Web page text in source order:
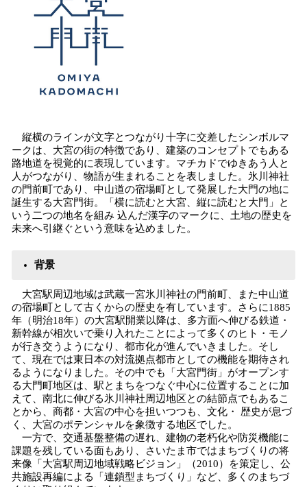
縦横のラインが文字とつながり十字に交差したシンボルマ
ークは、大宮の街の特徴であり、建築のコンセプトでもある
路地道を視覚的に表現しています。マチカドでゆきあう人と
人がつながり、物語が生まれることを表しました。氷川神社
の門前町であり、中山道の宿場町として発展した大門の地に
誕生する大宮門街。「横に読むと大宮、縦に読むと大門」と
いう二つの地名を組み 込んだ漢字のマークに、土地の歴史を
未来へ引継ぐという意味を込めました。
背景
大宮駅周辺地域は武蔵一宮氷川神社の門前町、また中山道
の宿場町として古くからの歴史を有しています。さらに1885
年（明治18年）の大宮駅開業以降は、多方面へ伸びる鉄道・
新幹線が相次いで乗り入れたことによって多くのヒト・モノ
が行き交うようになり、都市化が進んでいきました。そし
て、現在では東日本の対流拠点都市としての機能を期待され
るようになりました。その中でも「大宮門街」がオープンす
る大門町地区は、駅とまちをつなぐ中心に位置することに加
えて、南北に伸びる氷川神社周辺地区との結節点でもあるこ
とから、商都・大宮の中心を担いつつも、文化・ 歴史が息づ
く、大宮のポテンシャルを象徴する地区でした。
一方で、交通基盤整備の遅れ、建物の老朽化や防災機能に
課題を残している面もあり、さいたま市ではまちづくりの将
来像「大宮駅周辺地域戦略ビジョン」（2010）を策定し、公
共施設再編による「連鎖型まちづくり」など、多くのまちづ